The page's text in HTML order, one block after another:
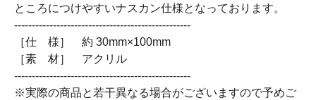
ところにつけやすいナスカン仕様となっております。
--------------------------------------------------
［仕 様］ 約 30mm×100mm
［素 材］ アクリル
--------------------------------------------------
※実際の商品と若干異なる場合がございますので予めご